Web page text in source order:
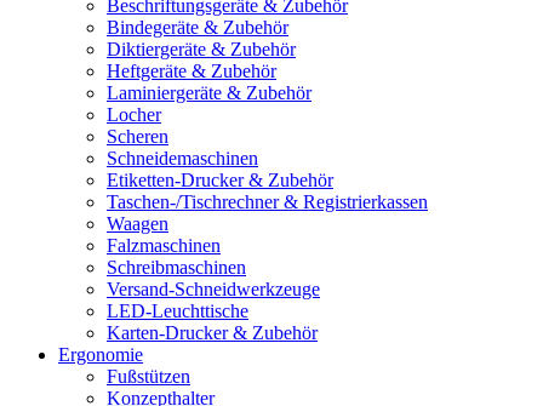
Beschriftungsgeräte & Zubehör
Bindegeräte & Zubehör
Diktiergeräte & Zubehör
Heftgeräte & Zubehör
Laminiergeräte & Zubehör
Locher
Scheren
Schneidemaschinen
Etiketten-Drucker & Zubehör
Taschen-/Tischrechner & Registrierkassen
Waagen
Falzmaschinen
Schreibmaschinen
Versand-Schneidwerkzeuge
LED-Leuchttische
Karten-Drucker & Zubehör
Ergonomie
Fußstützen
Konzepthalter